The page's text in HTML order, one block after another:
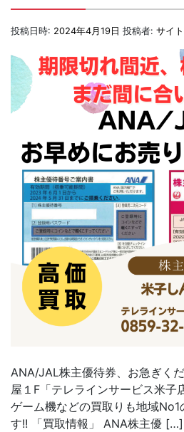
投稿日時: 2024年4月19日 投稿者: サイ
ANA/JAL株主優待券、お急ぎく
屋１F「テレラインサービス米
ゲーム機などの買取りも地域No1
す!! 「買取情報」 ANA株主優 […]